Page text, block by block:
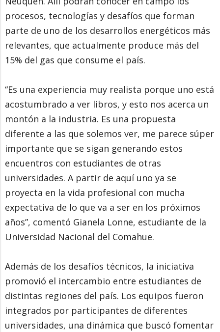
procesos, tecnologías y desafíos que forman
parte de uno de los desarrollos energéticos más
relevantes, que actualmente produce más del
15% del gas que consume el país.
“Es una experiencia muy realista porque uno está
acostumbrado a ver libros, y esto nos acerca un
montón a la industria. Es una propuesta
diferente a las que solemos ver, me parece súper
importante que se sigan generando estos
encuentros con estudiantes de otras
universidades. A partir de aquí uno ya se
proyecta en la vida profesional con mucha
expectativa de lo que va a ser en los próximos
años”, comentó Gianela Lonne, estudiante de la
Universidad Nacional del Comahue.
Además de los desafíos técnicos, la iniciativa
promovió el intercambio entre estudiantes de
distintas regiones del país. Los equipos fueron
integrados por participantes de diferentes
universidades, una dinámica que buscó fomentar